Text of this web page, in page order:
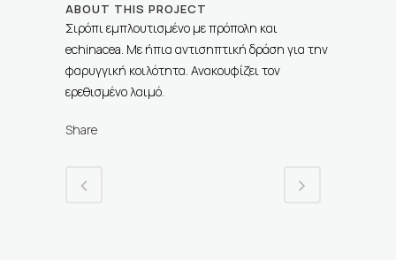
ABOUT THIS PROJECT
Σιρόπι εμπλουτισμένο με πρόπολη και
echinacea. Με ήπια αντισηπτική δράση για την
φαρυγγική κοιλότητα. Ανακουφίζει τον
ερεθισμένο λαιμό.
Share